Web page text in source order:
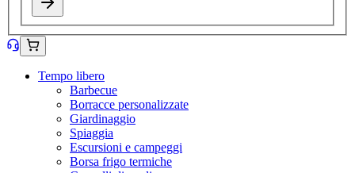
Tempo libero
Barbecue
Borracce personalizzate
Giardinaggio
Spiaggia
Escursioni e campeggi
Borsa frigo termiche